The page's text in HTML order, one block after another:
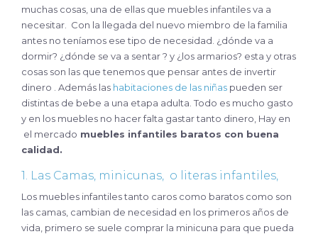
muchas cosas, una de ellas que muebles infantiles va a
necesitar. Con la llegada del nuevo miembro de la familia
antes no teníamos ese tipo de necesidad. ¿dónde va a
dormir? ¿dónde se va a sentar ? y ¿los armarios? esta y otras
cosas son las que tenemos que pensar antes de invertir
dinero . Además las habitaciones de las niñas pueden ser
distintas de bebe a una etapa adulta. Todo es mucho gasto
y en los muebles no hacer falta gastar tanto dinero, Hay en
el mercado muebles infantiles baratos con buena
calidad.
1. Las Camas, minicunas, o literas infantiles,
Los muebles infantiles tanto caros como baratos como son
las camas, cambian de necesidad en los primeros años de
vida, primero se suele comprar la minicuna para que pueda